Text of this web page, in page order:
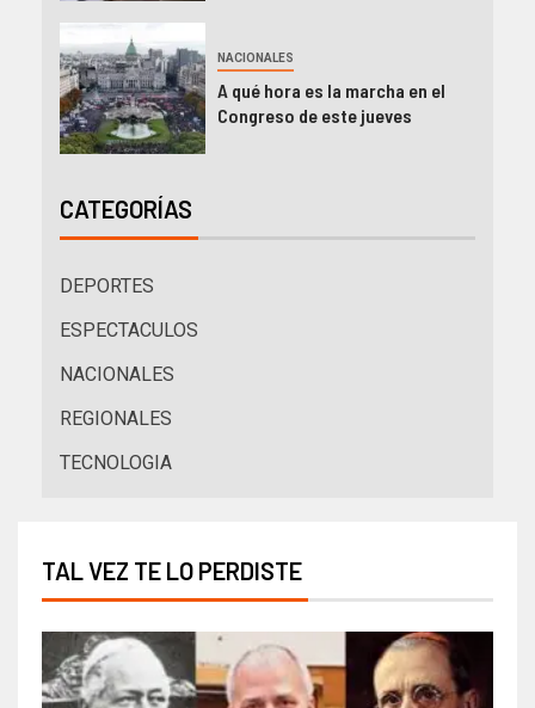
NACIONALES
A qué hora es la marcha en el
Congreso de este jueves
CATEGORÍAS
DEPORTES
ESPECTACULOS
NACIONALES
REGIONALES
TECNOLOGIA
TAL VEZ TE LO PERDISTE